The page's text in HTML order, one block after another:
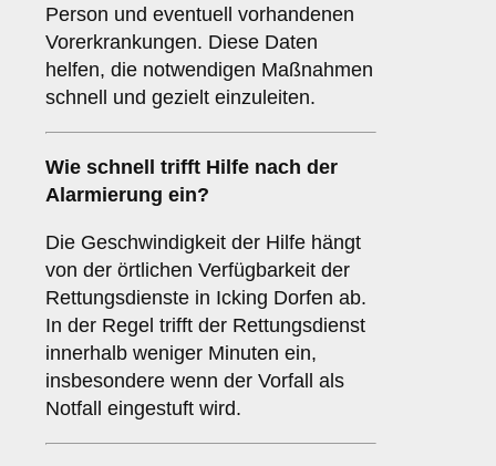
Person und eventuell vorhandenen
Vorerkrankungen. Diese Daten
helfen, die notwendigen Maßnahmen
schnell und gezielt einzuleiten.
Wie schnell trifft Hilfe nach der
Alarmierung ein?
Die Geschwindigkeit der Hilfe hängt
von der örtlichen Verfügbarkeit der
Rettungsdienste in Icking Dorfen ab.
In der Regel trifft der Rettungsdienst
innerhalb weniger Minuten ein,
insbesondere wenn der Vorfall als
Notfall eingestuft wird.